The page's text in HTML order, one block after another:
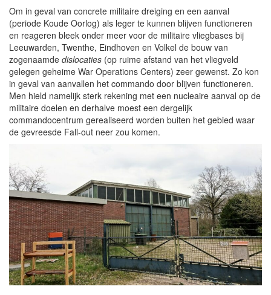
Om in geval van concrete militaire dreiging en een aanval
(periode Koude Oorlog) als leger te kunnen blijven functioneren
en reageren bleek onder meer voor de militaire vliegbases bij
Leeuwarden, Twenthe, Eindhoven en Volkel de bouw van
zogenaamde dislocaties (op ruime afstand van het vliegveld
gelegen geheime War Operations Centers) zeer gewenst. Zo kon
in geval van aanvallen het commando door blijven functioneren.
Men hield namelijk sterk rekening met een nucleaire aanval op de
militaire doelen en derhalve moest een dergelijk
commandocentrum gerealiseerd worden buiten het gebied waar
de gevreesde Fall-out neer zou komen.